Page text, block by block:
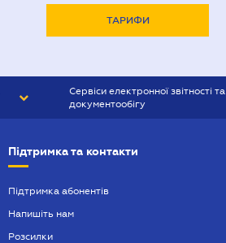
ТАРИФИ
Сервіси електронної звітності та
документообігу
Підтримка та контакти
Підтримка абонентів
Напишіть нам
Розсилки